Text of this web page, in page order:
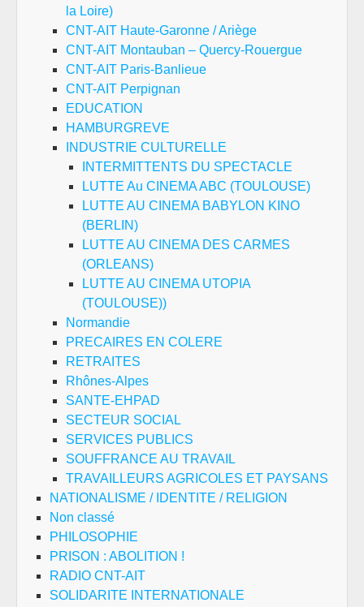
la Loire)
CNT-AIT Haute-Garonne / Ariège
CNT-AIT Montauban – Quercy-Rouergue
CNT-AIT Paris-Banlieue
CNT-AIT Perpignan
EDUCATION
HAMBURGREVE
INDUSTRIE CULTURELLE
INTERMITTENTS DU SPECTACLE
LUTTE Au CINEMA ABC (TOULOUSE)
LUTTE AU CINEMA BABYLON KINO
(BERLIN)
LUTTE AU CINEMA DES CARMES
(ORLEANS)
LUTTE AU CINEMA UTOPIA
(TOULOUSE))
Normandie
PRECAIRES EN COLERE
RETRAITES
Rhônes-Alpes
SANTE-EHPAD
SECTEUR SOCIAL
SERVICES PUBLICS
SOUFFRANCE AU TRAVAIL
TRAVAILLEURS AGRICOLES ET PAYSANS
NATIONALISME / IDENTITE / RELIGION
Non classé
PHILOSOPHIE
PRISON : ABOLITION !
RADIO CNT-AIT
SOLIDARITE INTERNATIONALE